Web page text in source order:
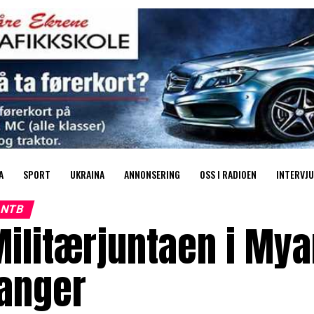
SPORT UKRAINA ANNONSERING OSS I RADIOEN INTERVJU
i